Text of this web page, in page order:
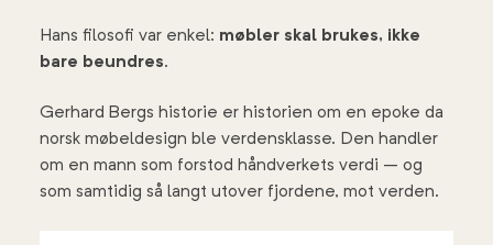
Hans filosofi var enkel: møbler skal brukes, ikke
bare beundres.
Gerhard Bergs historie er historien om en epoke da
norsk møbeldesign ble verdensklasse. Den handler
om en mann som forstod håndverkets verdi – og
som samtidig så langt utover fjordene, mot verden.